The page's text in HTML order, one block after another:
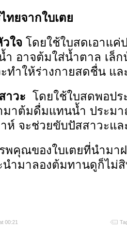
ทยจากใบเตย
ใจ โดยใช้ใบสดเอาแ
ำ อาจต้มใส่น้ำตาล เล็
ทำให้ร่างกายสดชื่น แ
าวะ โดยใช้ใบสดพอป
มาต้มดื่มแทนน้ำ ประม
ห์ จะช่วยขับปัสสาวะแล
พคุณของใบเตยที่นำมา
นำมาลองต้มทานดูก็ไม่
00:21